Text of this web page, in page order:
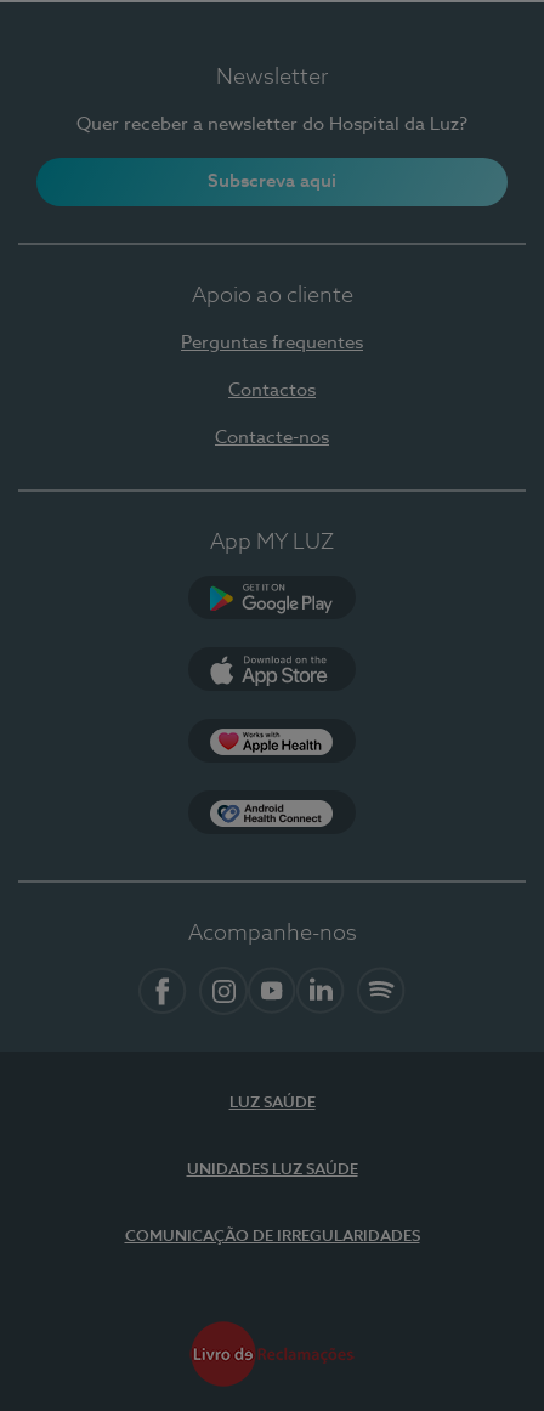
Newsletter
Quer receber a newsletter do Hospital da Luz?
Subscreva aqui
Apoio ao cliente
Perguntas frequentes
Contactos
Contacte-nos
App MY LUZ
Acompanhe-nos
LUZ SAÚDE
UNIDADES LUZ SAÚDE
COMUNICAÇÃO DE IRREGULARIDADES